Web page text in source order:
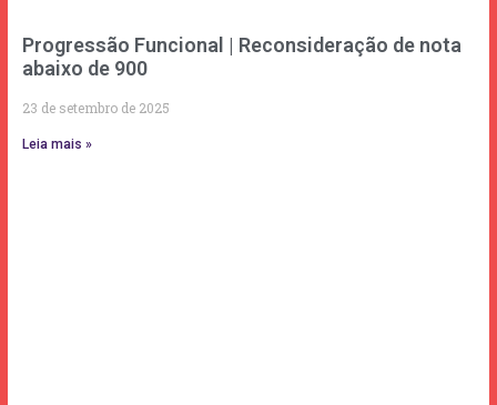
Progressão Funcional | Reconsideração de nota
abaixo de 900
23 de setembro de 2025
Leia mais »